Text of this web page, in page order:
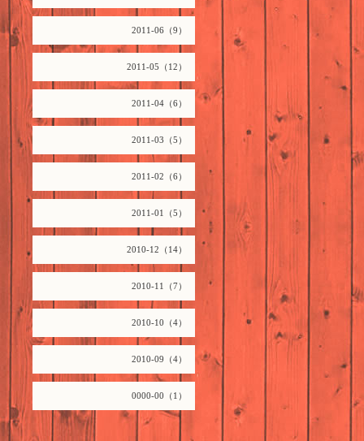
2011-06（9）
2011-05（12）
2011-04（6）
2011-03（5）
2011-02（6）
2011-01（5）
2010-12（14）
2010-11（7）
2010-10（4）
2010-09（4）
0000-00（1）